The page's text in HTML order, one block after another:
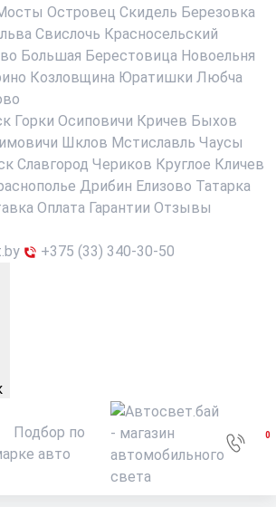
Островец Скидель Березовка
Свислочь Красносельский
Большая Берестовица Новоельня
Козловщина Юратишки Любча
Горки Осиповичи Кричев Быхов
Шклов Мстиславль Чаусы
Славгород Чериков Круглое Кличев
Дрибин Елизово Татарка
Оплата Гарантии Отзывы
+375 (33) 340-30-50
Подбор по
авто
0